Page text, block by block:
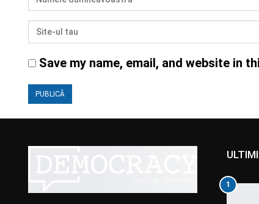
Save my name, email, and website in
1